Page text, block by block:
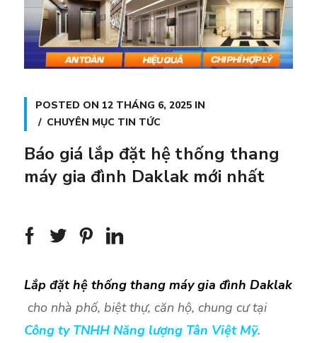
POSTED ON 12 THÁNG 6, 2025IN
CHUYÊN MỤC TIN TỨC
Báo giá lắp đặt hệ thống thang
máy gia đình Daklak mới nhất
Lắp đặt hệ thống thang máy gia đình Daklak
cho nhà phố, biệt thự, căn hộ, chung cư tại
Công ty TNHH Năng lượng Tân Việt Mỹ.